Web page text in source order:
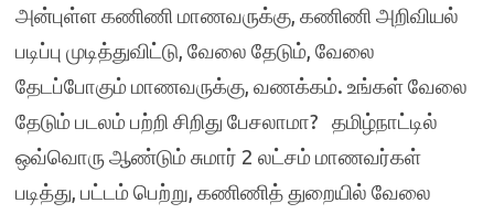
அன்புள்ள கணிணி மாணவருக்கு, கணிணி அறிவியல்
படிப்பு முடித்துவிட்டு, வேலை தேடும், வேலை
தேடப்போகும் மாணவருக்கு, வணக்கம். உங்கள் வேலை
தேடும் படலம் பற்றி சிறிது பேசலாமா? தமிழ்நாட்டில்
ஒவ்வொரு ஆண்டும் சுமார் 2 லட்சம் மாணவர்கள்
படித்து, பட்டம் பெற்று, கணிணித் துறையில் வேலை